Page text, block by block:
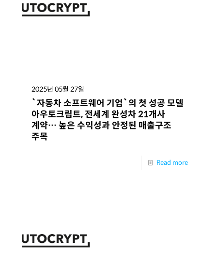
2025년 05월 27일
`자동차 소프트웨어 기업`의 첫 성공 모델
아우토크립트, 전세계 완성차 21개사
계약… 높은 수익성과 안정된 매출구조
주목
Read more